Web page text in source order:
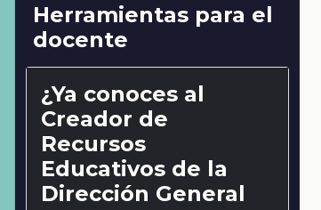
Herramientas para el
docente
¿Ya conoces al
Creador de
Recursos
Educativos de la
Dirección General